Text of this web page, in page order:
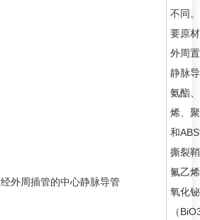
经外周插管的中心静脉导管
不同
要原
外周
静脉
氨酯
烯、
和
撕裂
氟乙
氧化铋
（